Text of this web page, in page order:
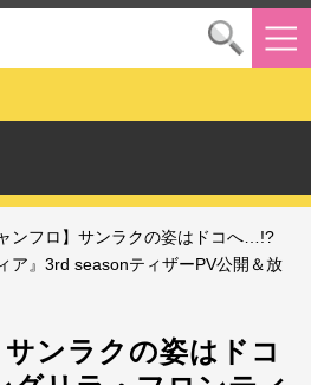
ャンフロ】サンラクの姿はドコへ…!?
ア』3rd seasonティザーPV公開＆放
サンラクの姿はドコ